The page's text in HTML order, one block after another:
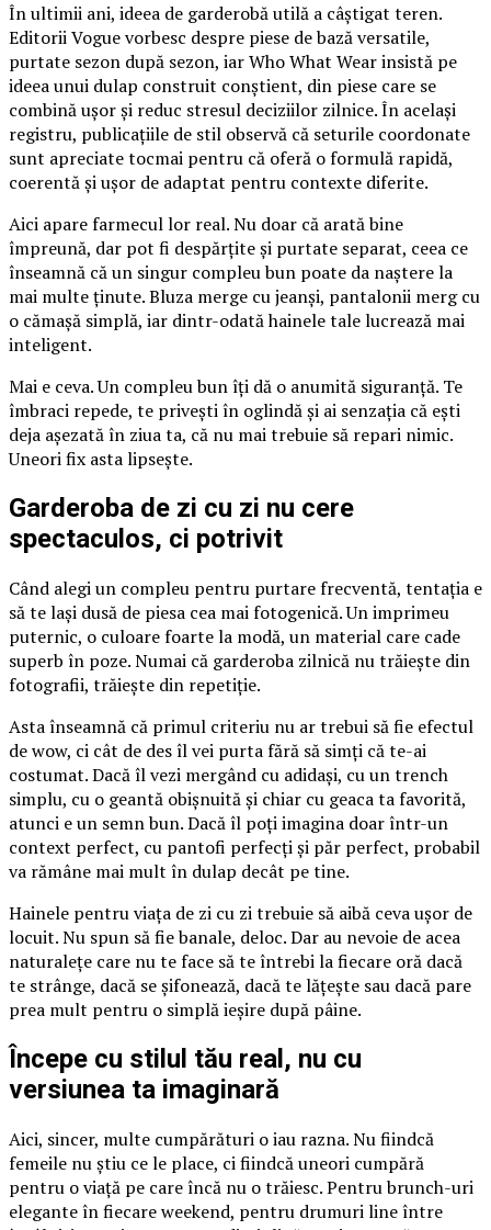
În ultimii ani, ideea de garderobă utilă a câștigat teren.
Editorii Vogue vorbesc despre piese de bază versatile,
purtate sezon după sezon, iar Who What Wear insistă pe
ideea unui dulap construit conștient, din piese care se
combină ușor și reduc stresul deciziilor zilnice. În același
registru, publicațiile de stil observă că seturile coordonate
sunt apreciate tocmai pentru că oferă o formulă rapidă,
coerentă și ușor de adaptat pentru contexte diferite.
Aici apare farmecul lor real. Nu doar că arată bine
împreună, dar pot fi despărțite și purtate separat, ceea ce
înseamnă că un singur compleu bun poate da naștere la
mai multe ținute. Bluza merge cu jeanși, pantalonii merg cu
o cămașă simplă, iar dintr-odată hainele tale lucrează mai
inteligent.
Mai e ceva. Un compleu bun îți dă o anumită siguranță. Te
îmbraci repede, te privești în oglindă și ai senzația că ești
deja așezată în ziua ta, că nu mai trebuie să repari nimic.
Uneori fix asta lipsește.
Garderoba de zi cu zi nu cere
spectaculos, ci potrivit
Când alegi un compleu pentru purtare frecventă, tentația e
să te lași dusă de piesa cea mai fotogenică. Un imprimeu
puternic, o culoare foarte la modă, un material care cade
superb în poze. Numai că garderoba zilnică nu trăiește din
fotografii, trăiește din repetiție.
Asta înseamnă că primul criteriu nu ar trebui să fie efectul
de wow, ci cât de des îl vei purta fără să simți că te-ai
costumat. Dacă îl vezi mergând cu adidași, cu un trench
simplu, cu o geantă obișnuită și chiar cu geaca ta favorită,
atunci e un semn bun. Dacă îl poți imagina doar într-un
context perfect, cu pantofi perfecți și păr perfect, probabil
va rămâne mai mult în dulap decât pe tine.
Hainele pentru viața de zi cu zi trebuie să aibă ceva ușor de
locuit. Nu spun să fie banale, deloc. Dar au nevoie de acea
naturalețe care nu te face să te întrebi la fiecare oră dacă
te strânge, dacă se șifonează, dacă te lățește sau dacă pare
prea mult pentru o simplă ieșire după pâine.
Începe cu stilul tău real, nu cu
versiunea ta imaginară
Aici, sincer, multe cumpărături o iau razna. Nu fiindcă
femeile nu știu ce le place, ci fiindcă uneori cumpără
pentru o viață pe care încă nu o trăiesc. Pentru brunch-uri
elegante în fiecare weekend, pentru drumuri line între